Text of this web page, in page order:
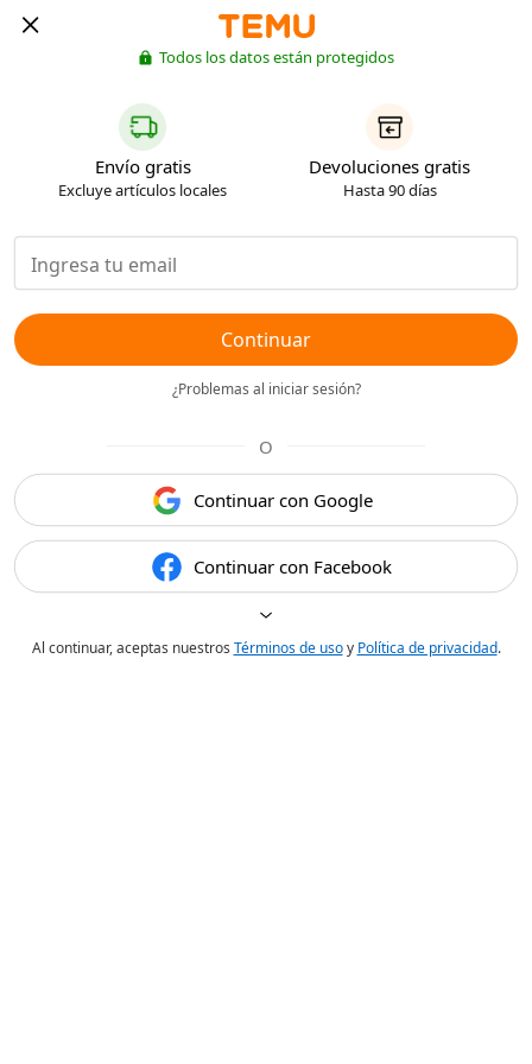
Todos los datos están protegidos
Envío gratis
Excluye artículos locales
Devoluciones gratis
Hasta 90 días
Continuar
¿Problemas al iniciar sesión?
O
Continuar con Google
Continuar con Facebook
Al continuar, aceptas nuestros Términos de usoy Política de privacidad.